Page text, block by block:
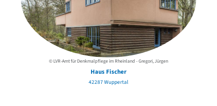
© LVR-Amt für Denkmalpflege im Rheinland - Gregori, Jürgen
Haus Fischer
42287 Wuppertal